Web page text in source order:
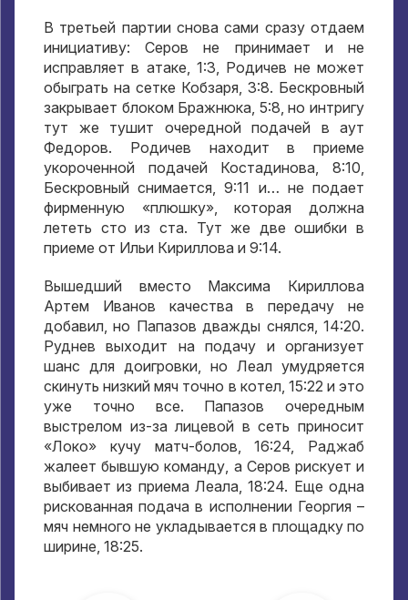
В третьей партии снова сами сразу отдаем
инициативу:Серов не принимает и не
исправляет в атаке, 1:3, Родичев не может
обыграть на сетке Кобзаря, 3:8. Бескровный
закрывает блоком Бражнюка, 5:8,но интригу
тут же тушит очередной подачей в аут
Федоров. Родичев находит в приеме
укороченной подачей Костадинова, 8:10,
Бескровный снимается, 9:11 и… не подает
фирменную «плюшку»,которая должна
лететь сто из ста. Тут же две ошибки в
приеме от Ильи Кириллова и 9:14.
Вышедший вместо Максима Кириллова
Артем Иванов качества в передачу не
добавил,но Папазов дважды снялся, 14:20.
Руднев выходит на подачу и организует
шанс для доигровки, но Леал умудряется
скинуть низкий мяч точно в котел, 15:22 и это
уже точно все. Папазов очередным
выстрелом из-за лицевой в сеть приносит
«Локо» кучу матч-болов, 16:24, Раджаб
жалеет бывшую команду, а Серов рискует и
выбивает из приема Леала, 18:24. Еще одна
рискованная подача в исполнении Георгия –
мяч немного не укладывается в площадку по
ширине, 18:25.